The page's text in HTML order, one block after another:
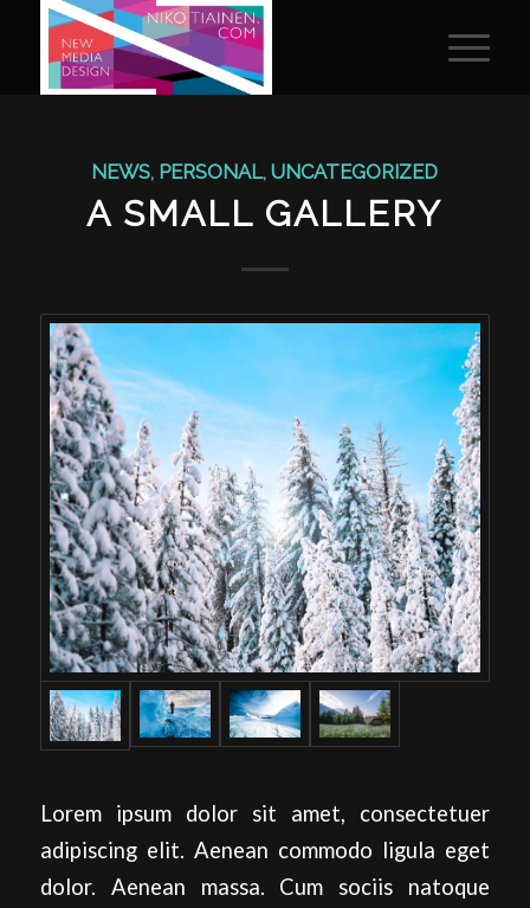
NEWS, PERSONAL,UNCATEGORIZED
A SMALL GALLERY
Lorem ipsum dolor sit amet, consectetuer
adipiscing elit. Aenean commodo ligula eget
dolor. Aenean massa. Cum sociis natoque